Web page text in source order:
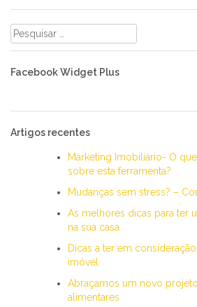
Pesquisar
por:
Facebook Widget Plus
Artigos recentes
Marketing Imobiliário- O
sobre esta ferramenta?
Mudanças sem stress? –
As melhores dicas para ter
na sua casa
Dicas a ter em
imóvel
Abraçamos um novo
alimentares